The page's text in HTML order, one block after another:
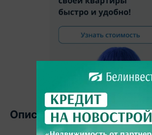
Описание